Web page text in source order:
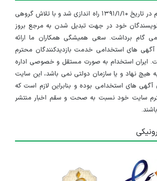
سایت ایران استخدام در تاریخ ۱۳۹۱/۱/۱۰ راه اندازی شد و با تلاش گروهی
نویسندگان خود در جهت تبدیل شدن به مرجع بروز
گام برداشت. سعی همیشگی همکاران ما ارائه
های استخدامی خدمت بازدیدکنندگان محترم
ایران استخدام به صورت مستقل و خصوصی اداره
هیچ نهاد و یا سازمان دولتی نمی باشد، این سایت
آگهی های استخدامی بوده و بنابراین لازم است که
سایت خود نسبت به صحت و سقم اخبار منتشر